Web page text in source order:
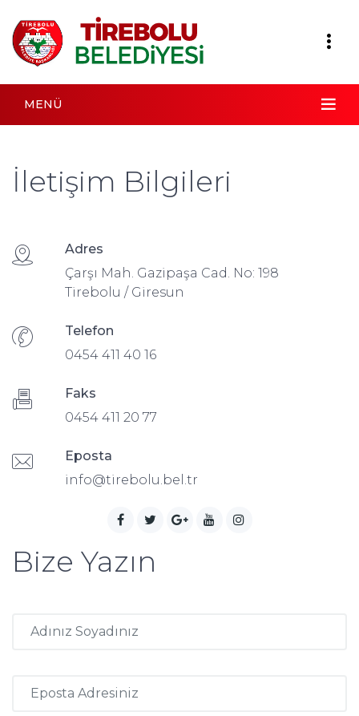
MENÜ
İletişim Bilgileri
Adres
Çarşı Mah. Gazipaşa Cad. No: 198
Tirebolu / Giresun
Telefon
0454 411 40 16
Faks
0454 411 20 77
Eposta
info@tirebolu.bel.tr
Bize Yazın